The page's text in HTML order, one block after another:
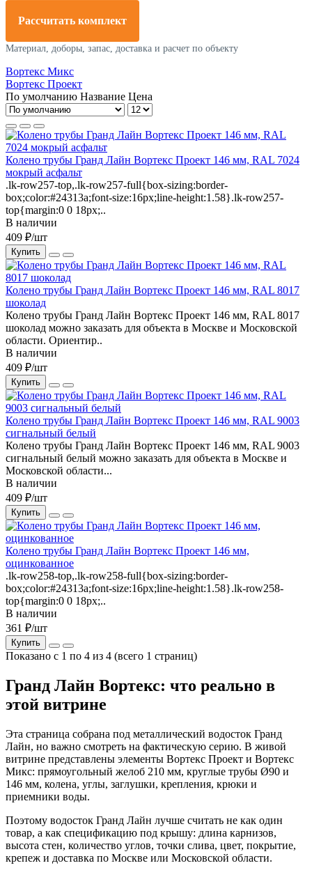
Рассчитать комплект
Материал, доборы, запас, доставка и расчет по объекту
Вортекс Микс
Вортекс Проект
По умолчанию Название Цена
Колено трубы Гранд Лайн Вортекс Проект 146 мм, RAL 7024
мокрый асфальт
.lk-row257-top,.lk-row257-full{box-sizing:border-
box;color:#24313a;font-size:16px;line-height:1.58}.lk-row257-
top{margin:0 0 18px;..
В наличии
409 ₽/шт
Купить
Колено трубы Гранд Лайн Вортекс Проект 146 мм, RAL 8017
шоколад
Колено трубы Гранд Лайн Вортекс Проект 146 мм, RAL 8017
шоколад можно заказать для объекта в Москве и Московской
области. Ориентир..
В наличии
409 ₽/шт
Купить
Колено трубы Гранд Лайн Вортекс Проект 146 мм, RAL 9003
сигнальный белый
Колено трубы Гранд Лайн Вортекс Проект 146 мм, RAL 9003
сигнальный белый можно заказать для объекта в Москве и
Московской области...
В наличии
409 ₽/шт
Купить
Колено трубы Гранд Лайн Вортекс Проект 146 мм,
оцинкованное
.lk-row258-top,.lk-row258-full{box-sizing:border-
box;color:#24313a;font-size:16px;line-height:1.58}.lk-row258-
top{margin:0 0 18px;..
В наличии
361 ₽/шт
Купить
Показано с 1 по 4 из 4 (всего 1 страниц)
Гранд Лайн Вортекс: что реально в
этой витрине
Эта страница собрана под металлический водосток Гранд
Лайн, но важно смотреть на фактическую серию. В живой
витрине представлены элементы Вортекс Проект и Вортекс
Микс: прямоугольный желоб 210 мм, круглые трубы Ø90 и
146 мм, колена, углы, заглушки, крепления, крюки и
приемники воды.
Поэтому водосток Гранд Лайн лучше считать не как один
товар, а как спецификацию под крышу: длина карнизов,
высота стен, количество углов, точки слива, цвет, покрытие,
крепеж и доставка по Москве или Московской области.